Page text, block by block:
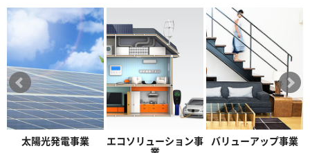
2026年7月23日
仕事がとても丁寧で感動しました。色々な話を
分かるように説明して頂きました。ありがとう
ございます。
担当：山梨支店
2026年7月22日
担当者の方々も丁寧に説明、相談に乗ってくれ
エコソリューション事
バリューアップ事業 公共整備事業